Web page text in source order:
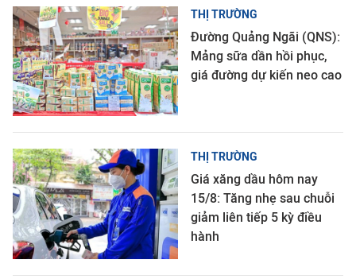
THỊ TRƯỜNG
Đường Quảng Ngãi (QNS):
Mảng sữa dần hồi phục,
giá đường dự kiến neo cao
THỊ TRƯỜNG
Giá xăng dầu hôm nay
15/8: Tăng nhẹ sau chuỗi
giảm liên tiếp 5 kỳ điều
hành